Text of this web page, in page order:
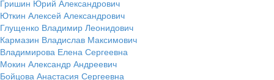
Гришин Юрий Александрович
Юткин Алексей Александрович
Глущенко Владимир Леонидович
Кармазин Владислав Максимович
Владимирова Елена Сергеевна
Мокин Александр Андреевич
Бойцова Анастасия Сергеевна